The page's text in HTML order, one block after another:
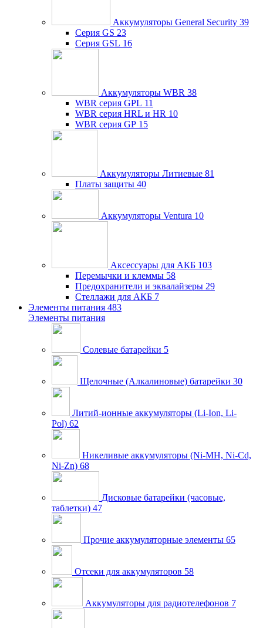
Аккумуляторы General Security 39
Серия GS 23
Серия GSL 16
Аккумуляторы WBR 38
WBR серия GPL 11
WBR серия HRL и HR 10
WBR серия GP 15
Аккумуляторы Литиевые 81
Платы защиты 40
Аккумуляторы Ventura 10
Аксессуары для АКБ 103
Перемычки и клеммы 58
Предохранители и эквалайзеры 29
Стеллажи для АКБ 7
Элементы питания 483
Элементы питания
Солевые батарейки 5
Щелочные (Алкалиновые) батарейки 30
Литий-ионные аккумуляторы (Li-Ion, Li-
Pol) 62
Никеливые аккумуляторы (Ni-MH, Ni-Cd,
Ni-Zn) 68
Дисковые батарейки (часовые,
таблетки) 47
Прочие аккумуляторные элементы 65
Отсеки для аккумуляторов 58
Аккумуляторы для радиотелефонов 7